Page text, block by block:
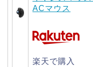
ACマウス
楽天で購入